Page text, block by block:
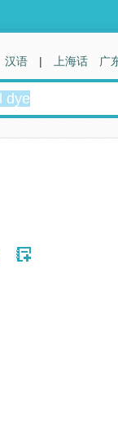
汉语 | 上海话 广